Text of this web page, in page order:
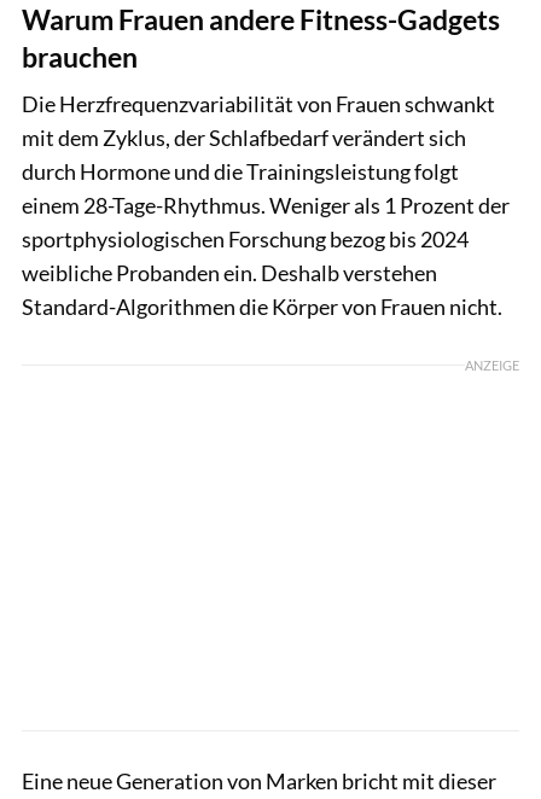
Warum Frauen andere Fitness-Gadgets
brauchen
Die Herzfrequenzvariabilität von Frauen schwankt
mit dem Zyklus, der Schlafbedarf verändert sich
durch Hormone und die Trainingsleistung folgt
einem 28-Tage-Rhythmus. Weniger als 1 Prozent der
sportphysiologischen Forschung bezog bis 2024
weibliche Probanden ein. Deshalb verstehen
Standard-Algorithmen die Körper von Frauen nicht.
ANZEIGE
Eine neue Generation von Marken bricht mit dieser